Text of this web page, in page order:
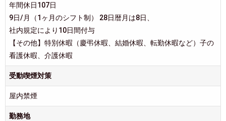
年間休日107日
9日/月（1ヶ月のシフト制） 28日暦月は8日、
社内規定により10日間付与
【その他】特別休暇（慶弔休暇、結婚休暇、転勤休暇など）子の
看護休暇、介護休暇
受動喫煙対策
屋内禁煙
勤務地